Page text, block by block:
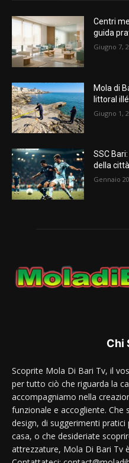
Centri
guida
Giugno 7,
Mola di
littoral
Giugno 1,
SSC
della
Gennaio
Chi
Scoprite Mola Di Bari Tv, il
per tutto ciò che riguarda la
accompagniamo nella
funzionale e accogliente. Che
design, di suggerimenti
casa, o che desideriate
attrezzature, Mola Di Bari Tv